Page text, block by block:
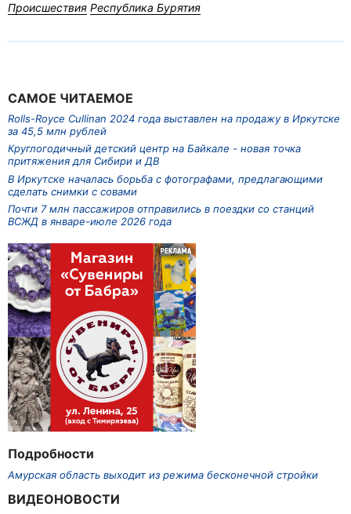
Происшествия Республика Бурятия
САМОЕ ЧИТАЕМОЕ
Rolls-Royce Cullinan 2024 года выставлен на продажу в Иркутске
за 45,5 млн рублей
Круглогодичный детский центр на Байкале - новая точка
притяжения для Сибири и ДВ
В Иркутске началась борьба с фотографами, предлагающими
сделать снимки с совами
Почти 7 млн пассажиров отправились в поездки со станций
ВСЖД в январе-июле 2026 года
Подробности
Амурская область выходит из режима бесконечной стройки
ВИДЕОНОВОСТИ